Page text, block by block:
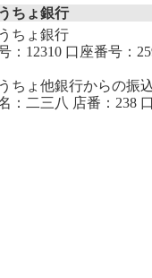
ちょ銀行
ちょ銀行
：12310 口座番号：
ちょ他銀行からの振
：二三八 店番：238